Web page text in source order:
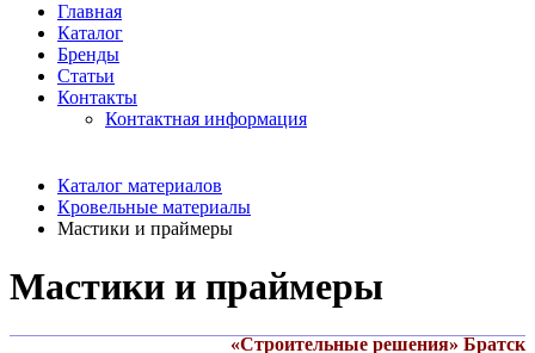
Главная
Каталог
Бренды
Статьи
Контакты
Контактная информация
Каталог материалов
Кровельные материалы
Мастики и праймеры
Мастики и праймеры
«Строительные решения» Братск